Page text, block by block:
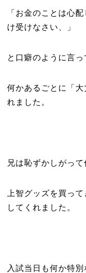
「お金のことは心
け受けなさい、」
と口癖のように言っ
何かあるごとに「大
れました。
兄は恥ずかしがっ
上智グッズを買っ
してくれました。
入試当日も何か特